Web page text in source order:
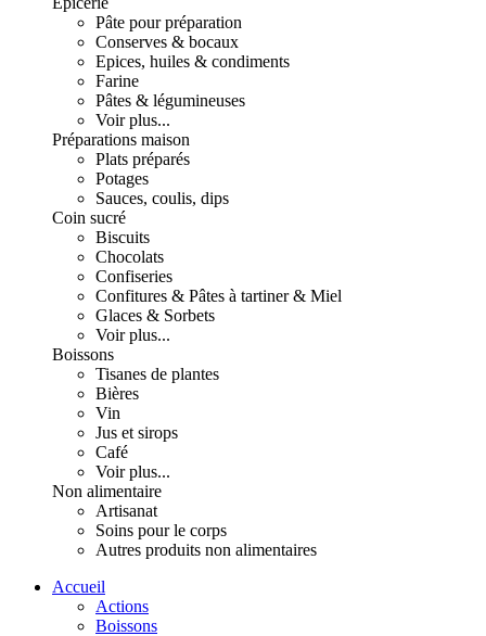
Pâte pour préparation
Conserves & bocaux
Epices, huiles & condiments
Farine
Pâtes & légumineuses
Voir plus...
Préparations maison
Plats préparés
Potages
Sauces, coulis, dips
Coin sucré
Biscuits
Chocolats
Confiseries
Confitures & Pâtes à tartiner & Miel
Glaces & Sorbets
Voir plus...
Boissons
Tisanes de plantes
Bières
Vin
Jus et sirops
Café
Voir plus...
Non alimentaire
Artisanat
Soins pour le corps
Autres produits non alimentaires
Accueil
Actions
Boissons